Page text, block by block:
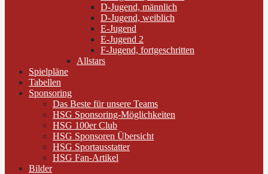
D-Jugend, männlich
D-Jugend, weiblich
E-Jugend
E-Jugend 2
F-Jugend, fortgeschritten
Allstars
Spielpläne
Tabellen
Sponsoring
Das Beste für unsere Teams
HSG Sponsoring-Möglichkeiten
HSG 100er Club
HSG Sponsoren Übersicht
HSG Sportausstatter
HSG Fan-Artikel
Bilder